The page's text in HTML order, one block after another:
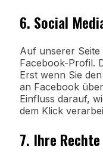
6. Social
Auf unserer Seite
Facebook-Profil.
Erst wenn Sie
an Facebook
Einfluss darauf,
dem Klick
7. Ihre Rechte